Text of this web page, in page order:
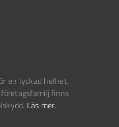
en lyckad helhet,
finns
Läs mer.